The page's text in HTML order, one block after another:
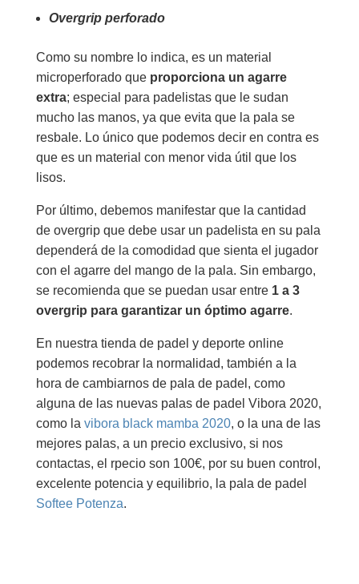
Overgrip perforado
Como su nombre lo indica, es un material
microperforado que proporciona un agarre
extra; especial para padelistas que le sudan
mucho las manos, ya que evita que la pala se
resbale. Lo único que podemos decir en contra es
que es un material con menor vida útil que los
lisos.
Por último, debemos manifestar que la cantidad
de overgrip que debe usar un padelista en su pala
dependerá de la comodidad que sienta el jugador
con el agarre del mango de la pala. Sin embargo,
se recomienda que se puedan usar entre 1 a 3
overgrip para garantizar un óptimo agarre.
En nuestra tienda de padel y deporte online
podemos recobrar la normalidad, también a la
hora de cambiarnos de pala de padel, como
alguna de las nuevas palas de padel Vibora 2020,
como la vibora black mamba 2020, o la una de las
mejores palas, a un precio exclusivo, si nos
contactas, el rpecio son 100€, por su buen control,
excelente potencia y equilibrio, la pala de padel
Softee Potenza.